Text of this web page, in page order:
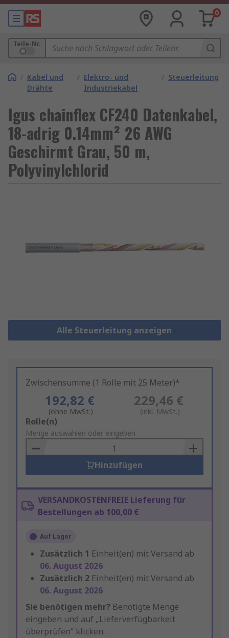
0
Teile-Nr.
/ Kabel und
Drähte
/ Elektro- und
Industriekabel
/ Steuerleitung
Igus chainflex CF240 Datenkabel,
18-adrig 0.14mm² 26 AWG
Geschirmt Grau, 50 m,
Polyvinylchlorid
Alle Steuerleitung anzeigen
Zwischensumme (1 Rolle mit 25 Meter)*
192,82 €
(ohne MwSt.)
229,46 €
(inkl. MwSt.)
Add
to
Basket
Rolle(n)
Menge auswählen oder eingeben
Hinzufügen
VERSANDKOSTENFREIE Lieferung für
Bestellungen ab 100,00 €
Auf Lager
Zusätzlich 1 Einheit(en) mit Versand ab
06. August 2026
Zusätzlich 2 Einheit(en) mit Versand ab
06. August 2026
Sie benötigen mehr? Benötigte Menge
eingeben und auf „Lieferverfügbarkeit
überprüfen“ klicken.